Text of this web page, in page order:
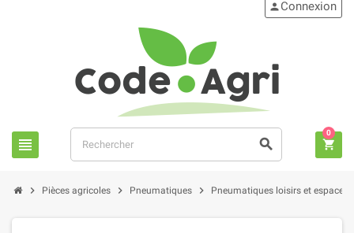
view_headline search
person Connexion
shopping_cart
0
chevron_right Pièces agricoles chevron_right Pneumatiques chevron_right Pneumatiques loisirs et espaces